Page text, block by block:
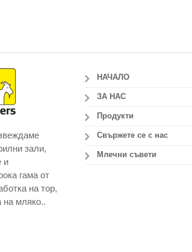
зали,
и
гама от
на тор,
на мляко..
НАЧАЛО
ЗА НАС
Продукти
Свържете се с нас
Млечни съвети